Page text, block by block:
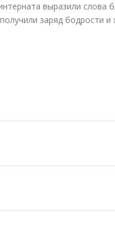
выразили слова
заряд бодрости и